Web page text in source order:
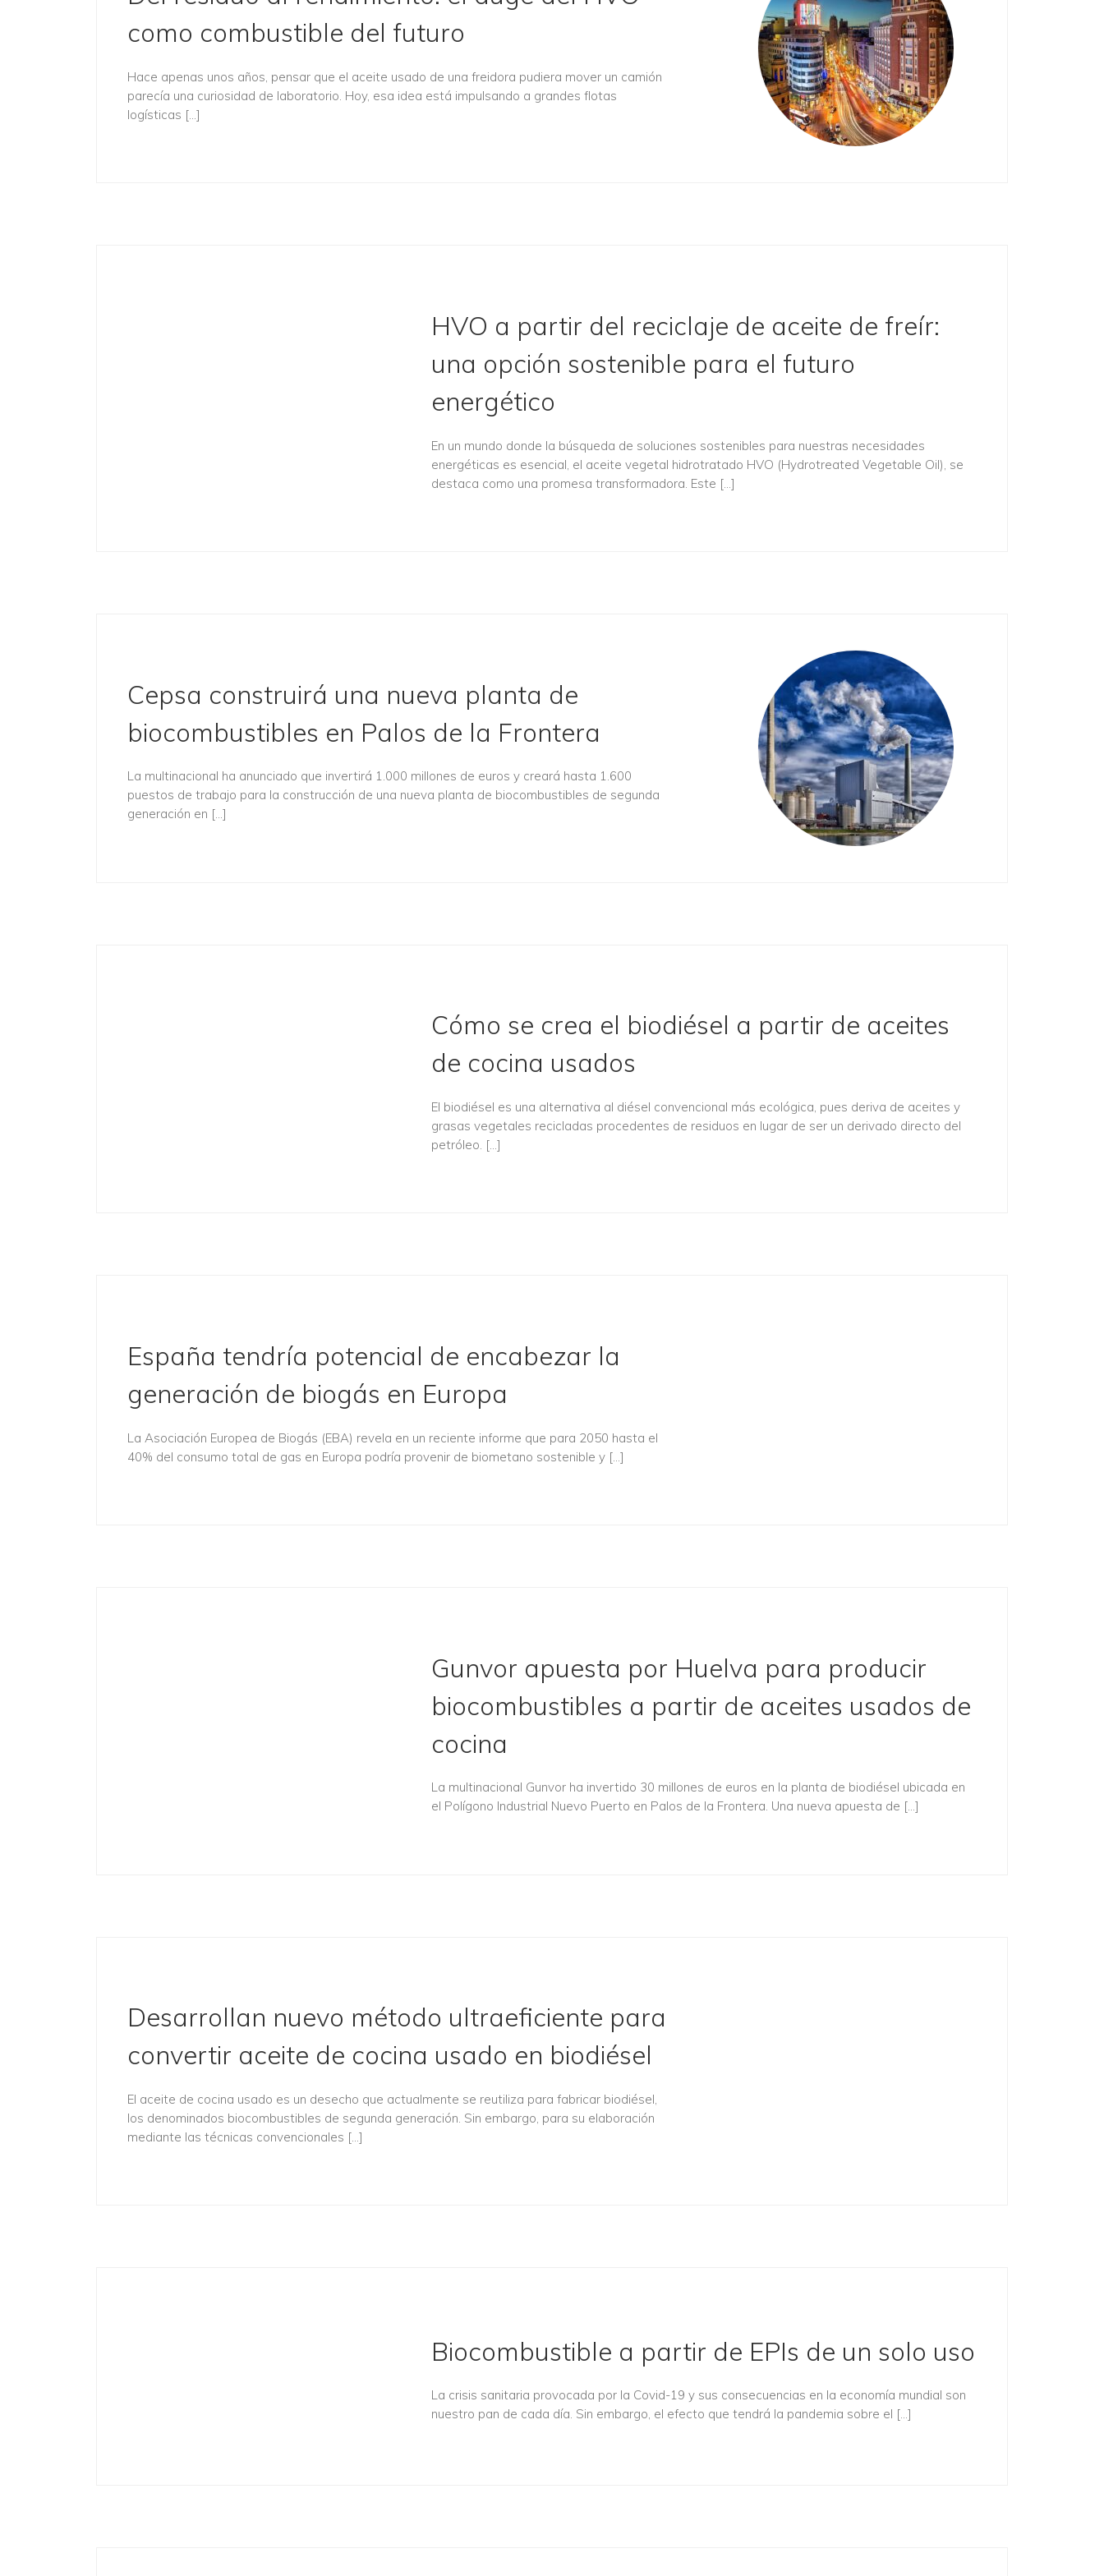
como combustible del futuro
Hace apenas unos años, pensar que el aceite usado de una freidora pudiera mover un camión
parecía una curiosidad de laboratorio. Hoy, esa idea está impulsando a grandes flotas
logísticas […]
HVO a partir del reciclaje de aceite de freír:
una opción sostenible para el futuro
energético
En un mundo donde la búsqueda de soluciones sostenibles para nuestras necesidades
energéticas es esencial, el aceite vegetal hidrotratado HVO (Hydrotreated Vegetable Oil), se
destaca como una promesa transformadora. Este […]
Cepsa construirá una nueva planta de
biocombustibles en Palos de la Frontera
La multinacional ha anunciado que invertirá 1.000 millones de euros y creará hasta 1.600
puestos de trabajo para la construcción de una nueva planta de biocombustibles de segunda
generación en […]
Cómo se crea el biodiésel a partir de aceites
de cocina usados
El biodiésel es una alternativa al diésel convencional más ecológica, pues deriva de aceites y
grasas vegetales recicladas procedentes de residuos en lugar de ser un derivado directo del
petróleo. […]
España tendría potencial de encabezar la
generación de biogás en Europa
La Asociación Europea de Biogás (EBA) revela en un reciente informe que para 2050 hasta el
40% del consumo total de gas en Europa podría provenir de biometano sostenible y […]
Gunvor apuesta por Huelva para producir
biocombustibles a partir de aceites usados de
cocina
La multinacional Gunvor ha invertido 30 millones de euros en la planta de biodiésel ubicada en
el Polígono Industrial Nuevo Puerto en Palos de la Frontera. Una nueva apuesta de […]
Desarrollan nuevo método ultraeficiente para
convertir aceite de cocina usado en biodiésel
El aceite de cocina usado es un desecho que actualmente se reutiliza para fabricar biodiésel,
los denominados biocombustibles de segunda generación. Sin embargo, para su elaboración
mediante las técnicas convencionales […]
Biocombustible a partir de EPIs de un solo uso
La crisis sanitaria provocada por la Covid-19 y sus consecuencias en la economía mundial son
nuestro pan de cada día. Sin embargo, el efecto que tendrá la pandemia sobre el […]